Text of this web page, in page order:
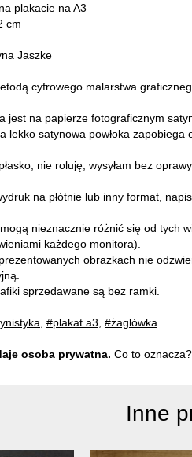
plakacie na A3
cm
Jaszke
cyfrowego malarstwa
jest na papierze fotograficznym
lekko satynowa powłoka zapobiega
nie roluję, wysyłam bez oprawy.
na płótnie lub inny format,
nieznacznie różnić się od tych
każdego monitora).
obrazkach nie
sprzedawane są bez ramki.
#plakat a3 #żaglówka
osoba prywatna. Co to oznacza?
Inne